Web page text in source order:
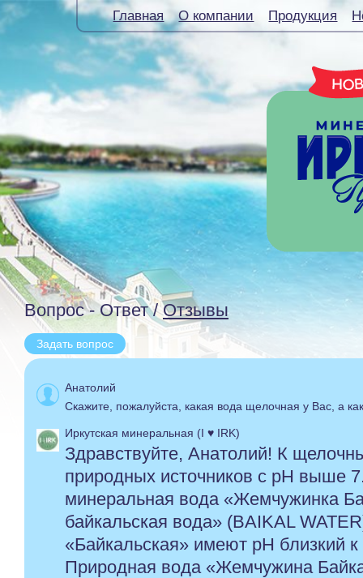
Главная О компании Продукция
Вопрос - Ответ /Отзывы
Задать вопрос
Анатолий
Скажите, пожалуйста, какая вода щелочная у Вас, а
Иркутская минеральная (I ♥ IRK)
Здравствуйте, Анатолий! К
природных источников с рН выше
минеральная вода «Жемчужинка
байкальская вода» (BAIKAL
«Байкальская» имеют рН близкий
Природная вода «Жемчужина